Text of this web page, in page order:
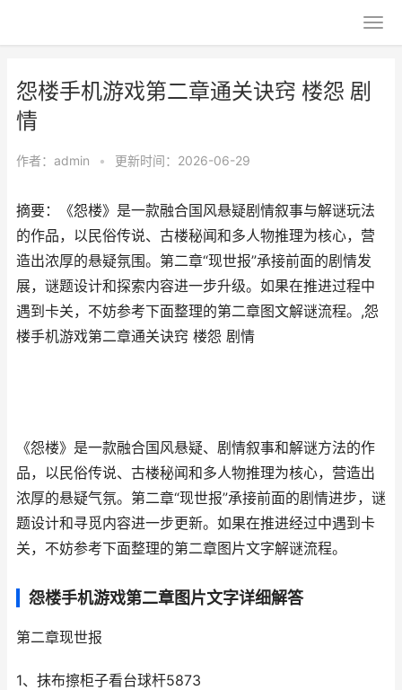
怨楼手机游戏第二章通关诀窍 楼怨 剧
情
作者： admin • 更新时间：2026-06-29
摘要：《怨楼》是一款融合国风悬疑剧情叙事与解谜玩法
的作品，以民俗传说、古楼秘闻和多人物推理为核心，营
造出浓厚的悬疑氛围。第二章“现世报”承接前面的剧情发
展，谜题设计和探索内容进一步升级。如果在推进过程中
遇到卡关，不妨参考下面整理的第二章图文解谜流程。,怨
楼手机游戏第二章通关诀窍 楼怨 剧情
《怨楼》是一款融合国风悬疑、剧情叙事和解谜方法的作
品，以民俗传说、古楼秘闻和多人物推理为核心，营造出
浓厚的悬疑气氛。第二章“现世报”承接前面的剧情进步，谜
题设计和寻觅内容进一步更新。如果在推进经过中遇到卡
关，不妨参考下面整理的第二章图片文字解谜流程。
怨楼手机游戏第二章图片文字详细解答
第二章现世报
1、抹布擦柜子看台球杆5873